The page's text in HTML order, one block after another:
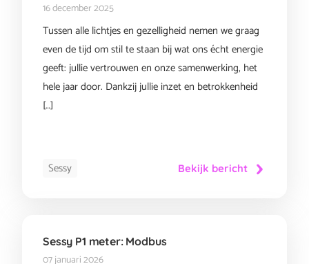
16 december 2025
Tussen alle lichtjes en gezelligheid nemen we graag
even de tijd om stil te staan bij wat ons écht energie
geeft: jullie vertrouwen en onze samenwerking, het
hele jaar door. Dankzij jullie inzet en betrokkenheid
[…]
Sessy Bekijk bericht
Sessy P1 meter: Modbus
07 januari 2026